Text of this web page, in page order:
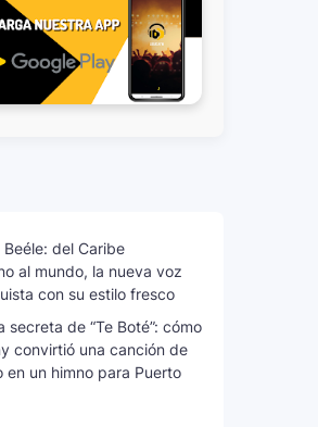
Beéle: del Caribe
al mundo, la nueva voz
con su estilo fresco
secreta de “Te Boté”: cómo
convirtió una canción de
en un himno para Puerto